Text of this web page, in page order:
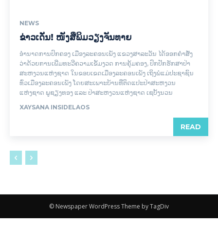
NEWS
ຂ່າວເດັ່ນ! ໜັງສືພິມວຽງຈັນທາຍ
ອໍານາດການປົກຄອງ ເມືອງລະຄອນເພັງ ແຂວງສາລະວັນ ໄດ້ອອກຄໍາສັ່ງ
ວ່າດ້ວຍການເພີ່ມທະວີຄວາມເຂັ້ມງວດ ການຄຸ້ມຄອງ, ປົກປັກຮັກສາປ່າ
ສະຫງວນແຫ່ງຊາດ ໃນຂອບເຂດເມືອງລະຄອນເພັງ ເຖິງພໍ່ແມ່ປະຊາຊົນ
ທົ່ວເມືອງລະຄອນເພັງ ໂດຍສະເພາະບ້ານທີ່ຕິດແປະປ່າສະຫງວນ
ແຫ່ງຊາດ ພູຊຽງທອງ ແລະ ປ່າສະຫງວນແຫ່ງຊາດ ເຊບັ້ງນວນ
XAYSANA INSIDELAOS
READ
© Newspaper WordPress Theme by TagDiv